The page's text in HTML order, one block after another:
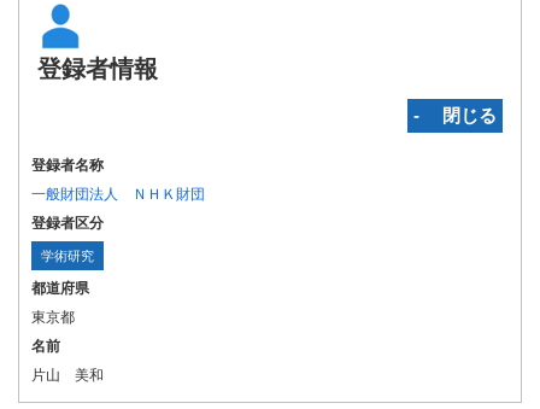
登録者情報
‐ 閉じる
登録者名称
一般財団法人 ＮＨＫ財団
登録者区分
学術研究
都道府県
東京都
名前
片山 美和